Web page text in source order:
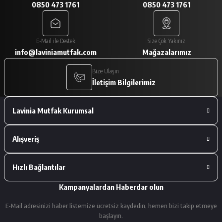
A... V... | 29/01/2026
Paketleme çok iyiydi. Ürünler tam
istediğimiz gibiydi.
A... V... | 29/01/2026
Deneyimini Paylaş
0850 473 1761 0850 473 1761
E-Mail ile Destek
info@laviniamutfak.com
Size Çok Yakınız
Mağazalarımız
Bize Ulaşın
İletişim Bilgilerimiz
Lavinia Mutfak Kurumsal
Alışveriş
Hızlı Bağlantılar
Kampanyalardan Haberdar olun
E-Mail adresinizi haber listemize ücretsiz kaydedin, hemen bizi takip etmeye
başlayın.